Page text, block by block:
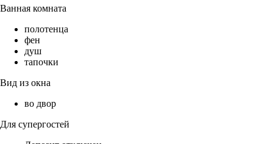
Ванная комната
полотенца
фен
душ
тапочки
Вид из окна
во двор
Для супергостей